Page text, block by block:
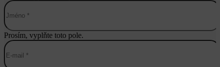
Prosím, vyplňte toto pole.